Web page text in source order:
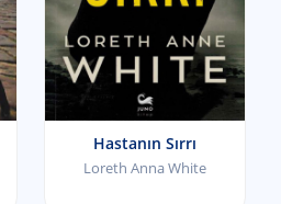
Hastanın Sırrı
Loreth Anna White